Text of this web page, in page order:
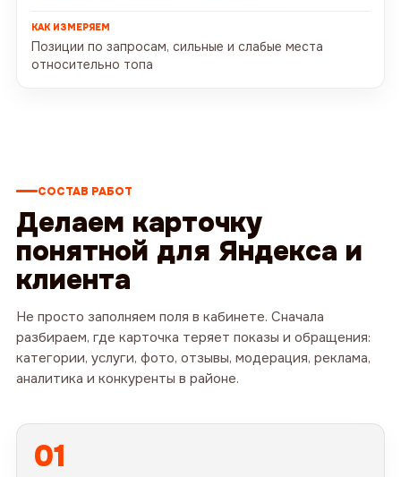
Позиции по запросам, сильные и слабые места
относительно топа
СОСТАВ РАБОТ
Делаем карточку
понятной для Яндекса и
клиента
Не просто заполняем поля в кабинете. Сначала
разбираем, где карточка теряет показы и обращения:
категории, услуги, фото, отзывы, модерация, реклама,
аналитика и конкуренты в районе.
01